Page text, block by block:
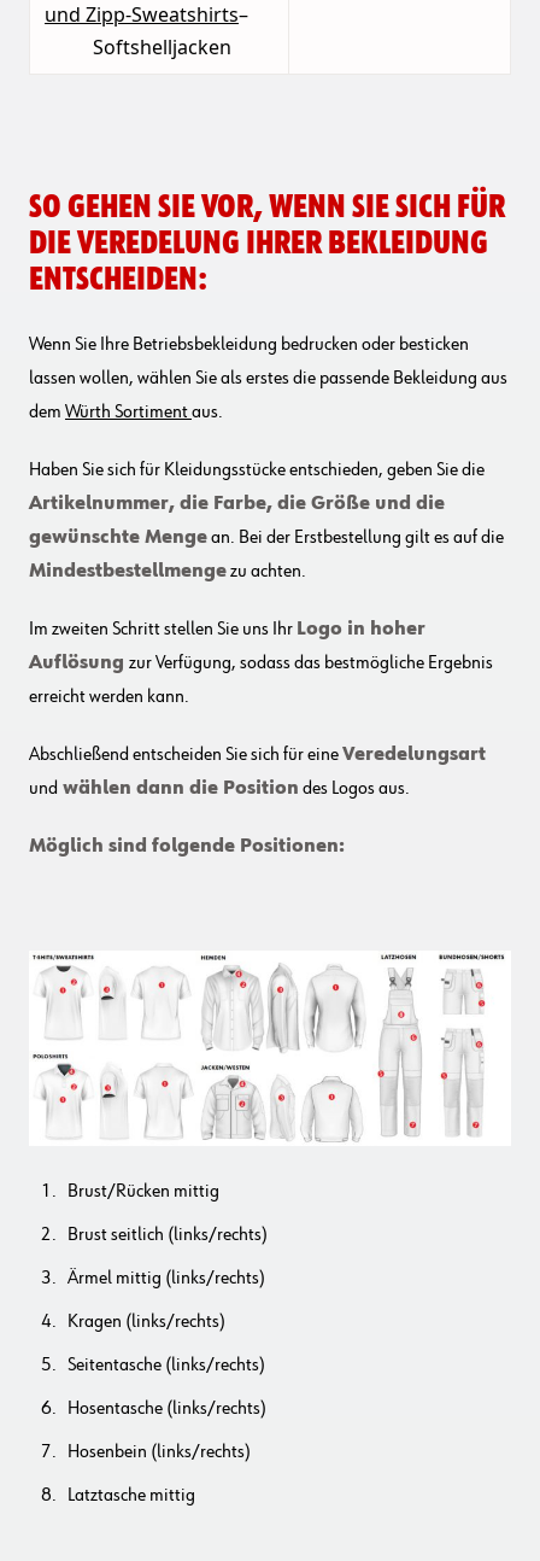
und Zipp-Sweatshirts–
Softshelljacken
So gehen Sie vor, wenn Sie sich für
die Veredelung Ihrer Bekleidung
entscheiden:
Wenn Sie Ihre Betriebsbekleidung bedrucken oder besticken
lassen wollen, wählen Sie als erstes die passende Bekleidung aus
dem Würth Sortimentaus.
Haben Sie sich für Kleidungsstücke entschieden, geben Sie die
Artikelnummer, die Farbe, die Größe und die
gewünschte Mengean. Bei der Erstbestellung gilt es auf die
Mindestbestellmengezu achten.
Im zweiten Schritt stellen Sie uns Ihr Logo in hoher
Auflösung zur Verfügung, sodass das bestmögliche Ergebnis
erreicht werden kann.
Abschließend entscheiden Sie sich für eineVeredelungsart
und wählen dann die Position des Logos aus.
Möglich sind folgende Positionen:
Brust/Rücken mittig
Brust seitlich (links/rechts)
Ärmel mittig (links/rechts)
Kragen (links/rechts)
Seitentasche (links/rechts)
Hosentasche (links/rechts)
Hosenbein (links/rechts)
Latztasche mittig